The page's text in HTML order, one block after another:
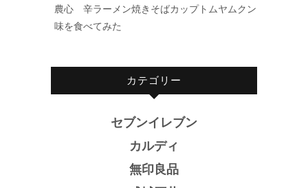
農心 辛ラーメン焼きそばカップトムヤムクン
味を食べてみた
カテゴリー
セブンイレブン
カルディ
無印良品